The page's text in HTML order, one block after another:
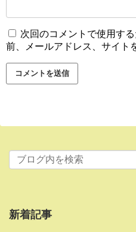
次回のコメントで使用す
前、メールアドレス、サイト
新着記事